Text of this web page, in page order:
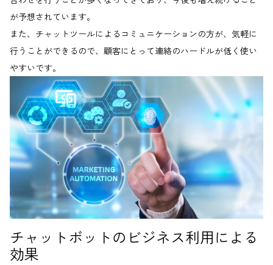
が予想されています。
また、チャットツールによるコミュニケーションの方が、気軽に
行うことができるので、顧客にとって連絡のハードルが低く使い
やすいです。
チャットボットのビジネス利用による
効果